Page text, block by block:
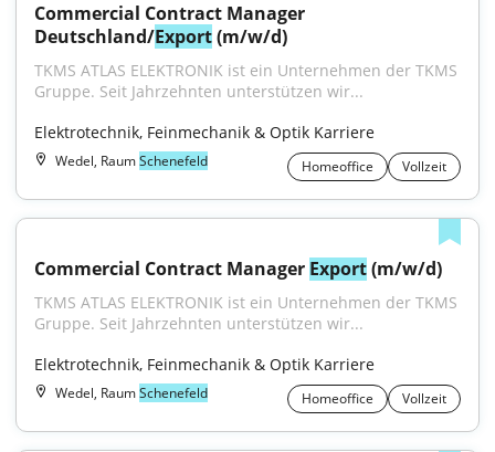
Commercial Contract Manager
Deutschland/Export (m/w/d)
TKMS ATLAS ELEKTRONIK ist ein Unternehmen der TKMS
Gruppe. Seit Jahrzehnten unterstützen wir...
Elektrotechnik, Feinmechanik & Optik Karriere
Wedel, RaumSchenefeld Homeoffice Vollzeit
Commercial Contract Manager Export (m/w/d)
TKMS ATLAS ELEKTRONIK ist ein Unternehmen der TKMS
Gruppe. Seit Jahrzehnten unterstützen wir...
Elektrotechnik, Feinmechanik & Optik Karriere
Wedel, RaumSchenefeld Homeoffice Vollzeit